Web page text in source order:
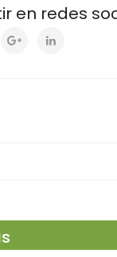
en redes